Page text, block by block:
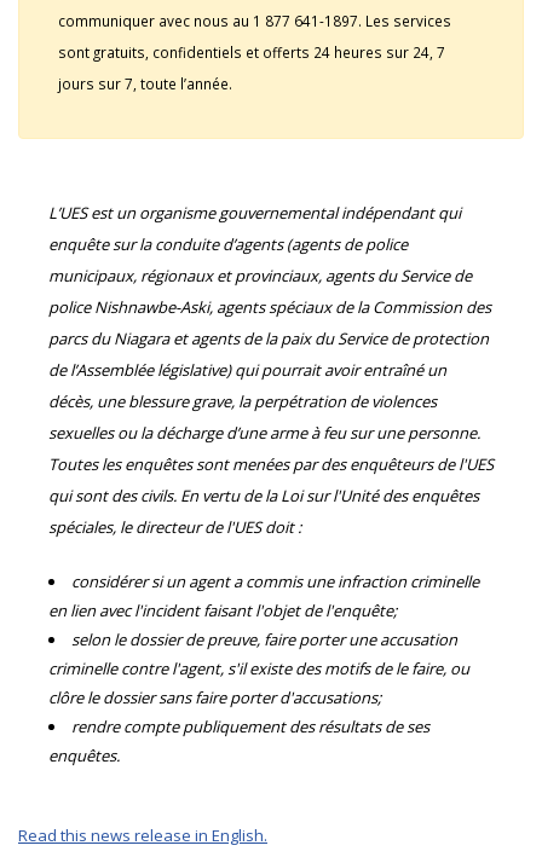
communiquer avec nous au 1 877 641-1897. Les services
sont gratuits, confidentiels et offerts 24 heures sur 24, 7
jours sur 7, toute l’année.
L’UES est un organisme gouvernemental indépendant qui
enquête sur la conduite d’agents (agents de police
municipaux, régionaux et provinciaux, agents du Service de
police Nishnawbe-Aski, agents spéciaux de la Commission des
parcs du Niagara et agents de la paix du Service de protection
de l’Assemblée législative) qui pourrait avoir entraîné un
décès, une blessure grave, la perpétration de violences
sexuelles ou la décharge d’une arme à feu sur une personne.
Toutes les enquêtes sont menées par des enquêteurs de l'UES
qui sont des civils. En vertu de la Loi sur l'Unité des enquêtes
spéciales, le directeur de l'UES doit :
considérer si un agent a commis une infraction criminelle
en lien avec l'incident faisant l'objet de l'enquête;
selon le dossier de preuve, faire porter une accusation
criminelle contre l'agent, s'il existe des motifs de le faire, ou
clôre le dossier sans faire porter d'accusations;
rendre compte publiquement des résultats de ses
enquêtes.
Read this news release in English.